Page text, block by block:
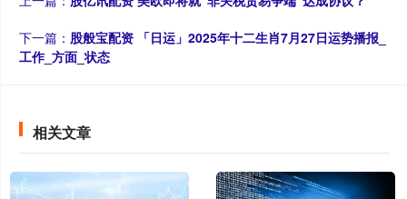
下一篇： 股般宝配资 「日运」2025年十二生肖7月27日运势播报_
工作_方面_状态
相关文章